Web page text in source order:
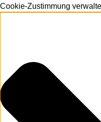
Cookie-Zustimmung